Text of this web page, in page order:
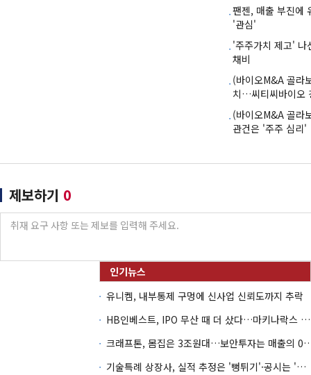
팬젠, 매출 부진에
'관심'
'주주가치 제고'
채비
(바이오M&A 골라
치…씨티씨바이오
(바이오M&A 골
관건은 '주주 심리'
제보하기 0
유니켐, 내부통제 구멍에 신사업 신뢰도까지 추락
HB인베스트, IPO 무산 때 더 샀다…마키나락스 투자 2.7배 회수
크래프톤, 몸집은 3조원대…
기술특례 상장사, 실적 추정은 '뻥튀기'·공시는 '누락'